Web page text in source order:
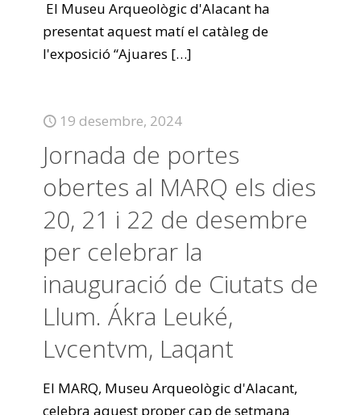
El Museu Arqueològic d'Alacant ha
presentat aquest matí el catàleg de
l'exposició “Ajuares […]
19 desembre, 2024
Jornada de portes
obertes al MARQ els dies
20, 21 i 22 de desembre
per celebrar la
inauguració de Ciutats de
Llum. Ákra Leuké,
Lvcentvm, Laqant
El MARQ, Museu Arqueològic d'Alacant,
celebra aquest proper cap de setmana